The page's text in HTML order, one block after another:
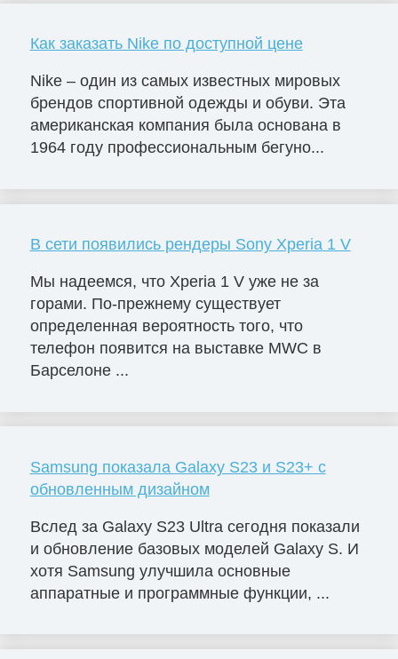
Как заказать Nike по доступной цене
Nike – один из самых известных мировых
брендов спортивной одежды и обуви. Эта
американская компания была основана в
1964 году профессиональным бегуно...
В сети появились рендеры Sony Xperia 1 V
Мы надеемся, что Xperia 1 V уже не за
горами. По-прежнему существует
определенная вероятность того, что
телефон появится на выставке MWC в
Барселоне ...
Samsung показала Galaxy S23 и S23+ с
обновленным дизайном
Вслед за Galaxy S23 Ultra сегодня показали
и обновление базовых моделей Galaxy S. И
хотя Samsung улучшила основные
аппаратные и программные функции, ...